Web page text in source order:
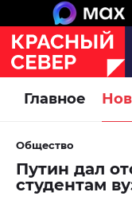
Главное
Общество
Путин дал
студентам